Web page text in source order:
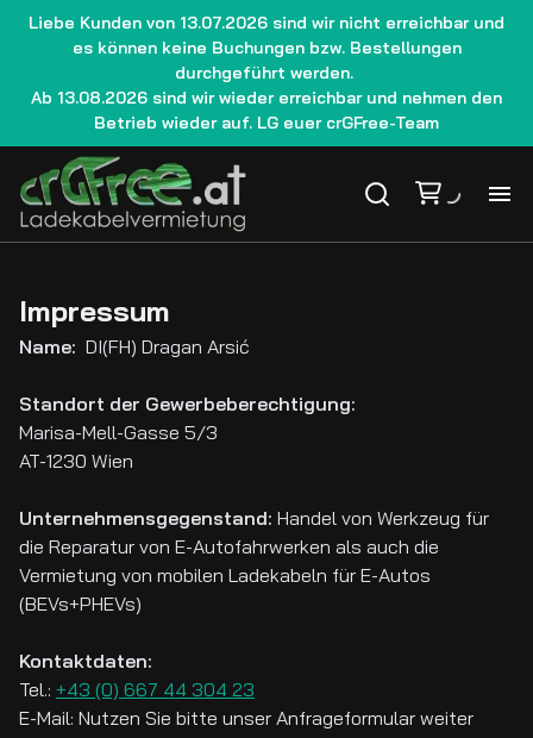
Liebe Kunden von 13.07.2026 sind wir nicht erreichbar und
es können keine Buchungen bzw. Bestellungen
durchgeführt werden.
Ab 13.08.2026 sind wir wieder erreichbar und nehmen den
Betrieb wieder auf. LG euer crGFree-Team
Impressum
Name: DI(FH) Dragan Arsić
Standort der Gewerbeberechtigung:
Marisa-Mell-Gasse 5/3
AT-1230 Wien
Unternehmensgegenstand: Handel von Werkzeug für
die Reparatur von E-Autofahrwerken als auch die
Vermietung von mobilen Ladekabeln für E-Autos
(BEVs+PHEVs)
Kontaktdaten:
Tel.: +43 (0) 667 44 304 23
E-Mail: Nutzen Sie bitte unser Anfrageformular weiter